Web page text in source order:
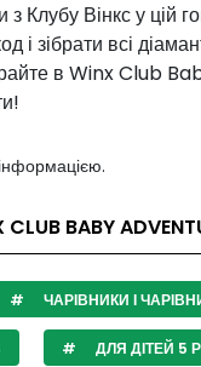
з Клубу Вінкс у цій
і зібрати всі
в Winx Club
BABY
ЧАРІВНИКИ І
ДЛЯ ДІТЕЙ 5